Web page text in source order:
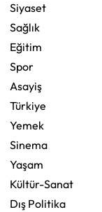
Siyaset
Sağlık
Eğitim
Spor
Asayiş
Türkiye
Yemek
Sinema
Yaşam
Kültür-Sanat
Dış Politika